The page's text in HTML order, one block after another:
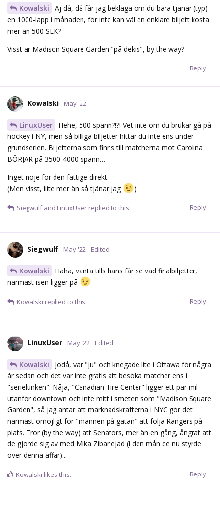
Kowalski
Aj då, då får jag beklaga om du bara tjänar (typ)
en 1000-lapp i månaden, för inte kan väl en enklare biljett kosta
mer än 500 SEK?
Visst är Madison Square Garden "på dekis", by the way?
Reply
Kowalski May '22
LinuxUser
Hehe, 500 spänn?!?! Vet inte om du brukar gå på
hockey i NY, men så billiga biljetter hittar du inte ens under
grundserien. Biljetterna som finns till matcherna mot Carolina
BÖRJAR på 3500-4000 spänn…
Inget nöje för den fattige direkt.
(Men visst, liite mer än så tjänar jag
)
Reply
Siegwulfand LinuxUser replied to this.
Siegwulf May '22 Edited
Kowalski
Haha, vänta tills hans får se vad finalbiljetter,
närmast isen ligger på
Reply
Kowalski replied to this.
LinuxUser May '22 Edited
Kowalski
Jodå, var "ju" och knegade lite i Ottawa för några
år sedan och det var inte gratis att besöka matcher ens i
"serielunken". Nåja, "Canadian Tire Center" ligger ett par mil
utanför downtown och inte mitt i smeten som "Madison Square
Garden", så jag antar att marknadskrafterna i NYC gör det
närmast omöjligt för "mannen på gatan" att följa Rangers på
plats. Tror (by the way) att Senators, mer än en gång, ångrat att
de gjorde sig av med Mika Zibanejad (i den mån de nu styrde
över denna affär)...
Reply
Kowalski likes this.